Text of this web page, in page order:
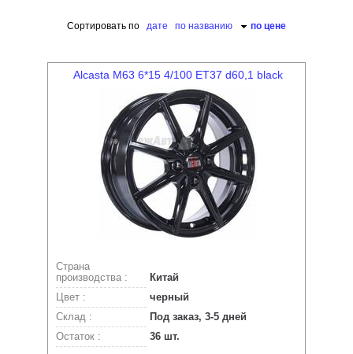
Сортировать по дате по названию по цене
Alcasta M63 6*15 4/100 ET37 d60,1 black
Страна
производства :
Китай
Цвет :
черный
Склад :
Под заказ, 3-5 дней
Остаток :
36 шт.